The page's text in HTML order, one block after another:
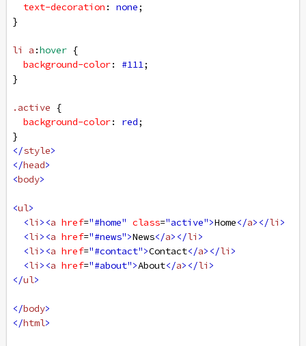
text-decoration : none;
}
li a :hover {
background-color: #111;
}
.active {
background-color: red;
}
</style>
</head>
<body>
<ul>
<li ><a href="#home" class="active">Home</a></li >
<li ><a href="#news">News</a></li >
<li ><a href="#contact">Contact</a></li >
<li ><a href="#about">About</a></li >
</ul>
</body>
</html>